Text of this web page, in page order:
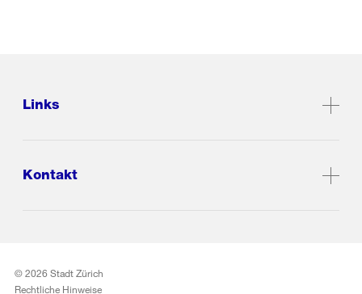
Links
Kontakt
© 2026 Stadt Zürich
Rechtliche Hinweise